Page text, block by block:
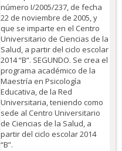
número I/2005/237, de fecha
22 de noviembre de 2005, y
que se imparte en el Centro
Universitario de Ciencias de la
Salud, a partir del ciclo escolar
2014 “B”. SEGUNDO. Se crea el
programa académico de la
Maestría en Psicología
Educativa, de la Red
Universitaria, teniendo como
sede al Centro Universitario
de Ciencias de la Salud, a
partir del ciclo escolar 2014
“B”.